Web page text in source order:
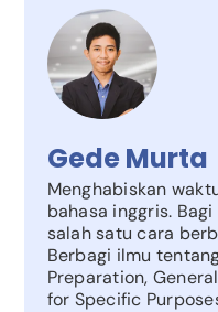
Gede Murta
Menghabiskan
bahasa inggris.
salah satu cara
Berbagi ilmu
Preparation,
for Specific